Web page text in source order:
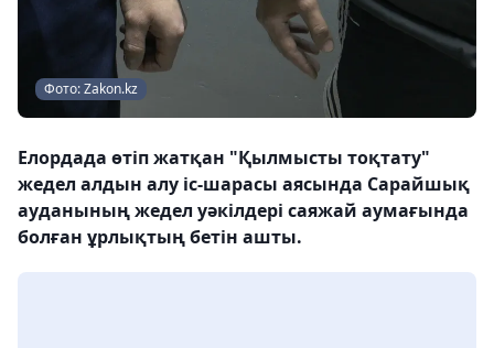
Фото: Zakon.kz
Елордада өтіп жатқан "Қылмысты тоқтату"
жедел алдын алу іс-шарасы аясында Сарайшық
ауданының жедел уәкілдері саяжай аумағында
болған ұрлықтың бетін ашты.